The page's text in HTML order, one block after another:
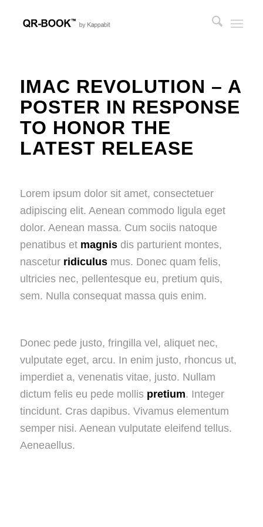
IMAC REVOLUTION – A
POSTER IN RESPONSE
TO HONOR THE
LATEST RELEASE
Lorem ipsum dolor sit amet, consectetuer
adipiscing elit. Aenean commodo ligula eget
dolor. Aenean massa. Cum sociis natoque
penatibus et magnisdis parturient montes,
nascetur ridiculusmus. Donec quam felis,
ultricies nec, pellentesque eu, pretium quis,
sem. Nulla consequat massa quis enim.
Donec pede justo, fringilla vel, aliquet nec,
vulputate eget, arcu. In enim justo, rhoncus ut,
imperdiet a, venenatis vitae, justo. Nullam
dictum felis eu pede mollis pretium. Integer
tincidunt. Cras dapibus. Vivamus elementum
semper nisi. Aenean vulputate eleifend tellus.
Aeneaellus.